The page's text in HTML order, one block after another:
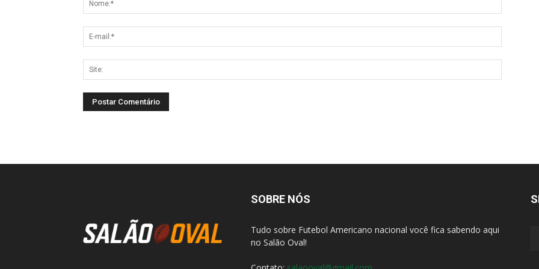
SOBRE NÓS
Tudo sobre Futebol Americano nacional você fica sabendo aqui
no Salão Oval!